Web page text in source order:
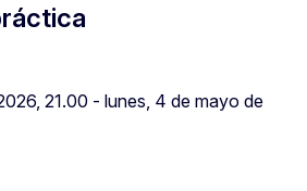
21.00 - lunes, 4 de mayo de